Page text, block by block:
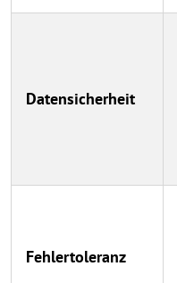
Datensicherheit
Fehlertoleranz